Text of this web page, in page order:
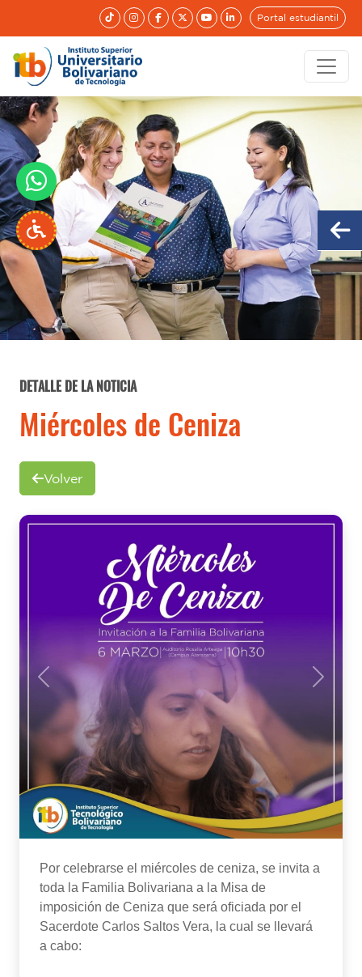
Portal estudiantil
DETALLE DE LA NOTICIA
Miércoles de Ceniza
Volver
Previous Next
Por celebrarse el miércoles de ceniza, se invita a
toda la Familia Bolivariana a la Misa de
imposición de Ceniza que será oficiada por el
Sacerdote Carlos Saltos Vera, la cual se llevará
a cabo: